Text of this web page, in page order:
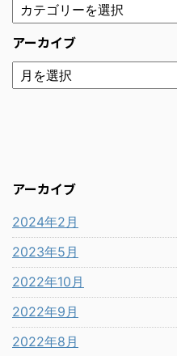
アーカイブ
アーカイブ
2024年2月
2023年5月
2022年10月
2022年9月
2022年8月